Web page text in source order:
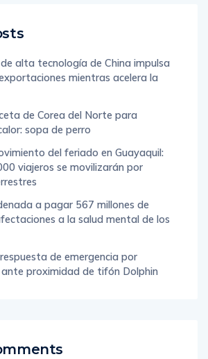
alta tecnología de China impulsa
mientras acelera la
de Corea del Norte para
sopa de perro
del feriado en Guayaquil:
viajeros se movilizarán por
a pagar 567 millones de
a la salud mental de los
de emergencia por
ante proximidad de tifón Dolphin